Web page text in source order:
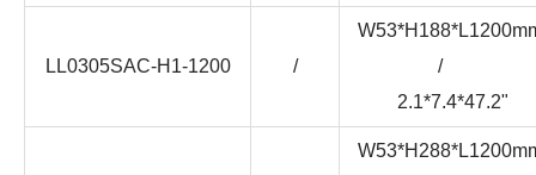
LL0305SAC-H1-1200 /
/
2.1*7.4*47.2"